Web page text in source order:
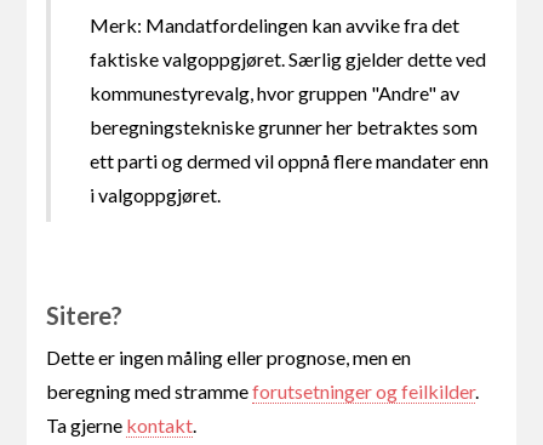
Merk: Mandatfordelingen kan avvike fra det
faktiske valgoppgjøret. Særlig gjelder dette ved
kommunestyrevalg, hvor gruppen "Andre" av
beregningstekniske grunner her betraktes som
ett parti og dermed vil oppnå flere mandater enn
i valgoppgjøret.
Sitere?
Dette er ingen måling eller prognose, men en
beregning med strammeforutsetninger og feilkilder.
Ta gjerne kontakt.